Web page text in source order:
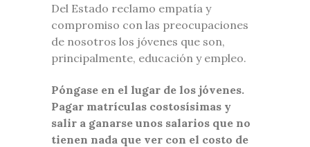
Del Estado reclamo empatía y
compromiso con las preocupaciones
de nosotros los jóvenes que son,
principalmente, educación y empleo.
Póngase en el lugar de los jóvenes.
Pagar matrículas costosísimas y
salir a ganarse unos salarios que no
tienen nada que ver con el costo de